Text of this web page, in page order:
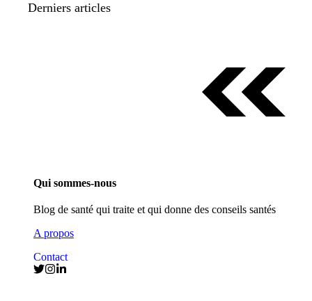
Derniers articles
Qui sommes-nous
Blog de santé qui traite et qui donne des conseils santés
A propos
Contact